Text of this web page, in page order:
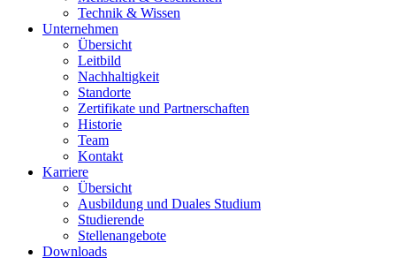
Technik & Wissen
Unternehmen
Übersicht
Leitbild
Nachhaltigkeit
Standorte
Zertifikate und Partnerschaften
Historie
Team
Kontakt
Karriere
Übersicht
Ausbildung und Duales Studium
Studierende
Stellenangebote
Downloads